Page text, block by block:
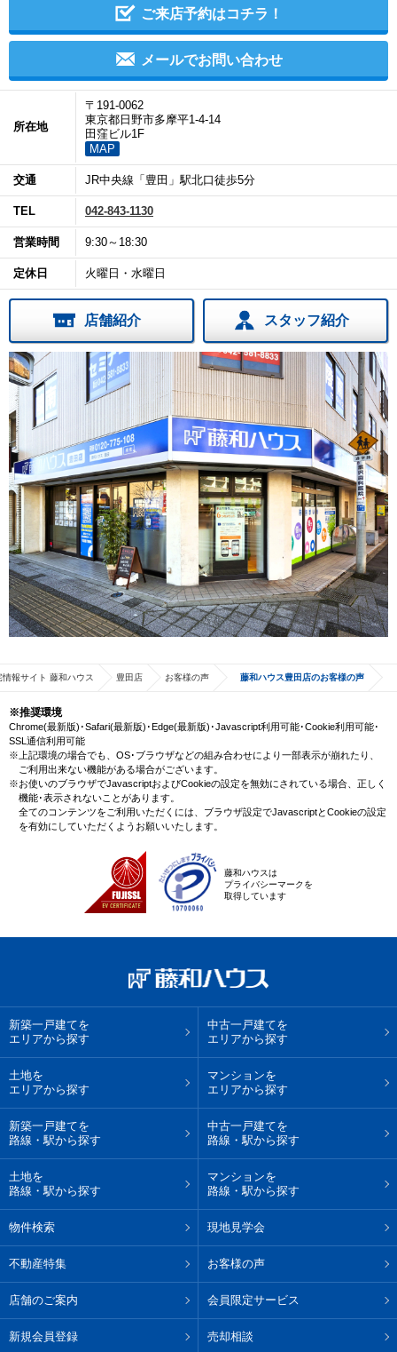
ご来店予約はコチラ！
メールでお問い合わせ
所在地
〒191-0062
東京都日野市多摩平1-4-14
田窪ビル1F
MAP
交通 JR中央線「豊田」駅北口徒歩5分
TEL 042-843-1130
営業時間 9:30～18:30
定休日 火曜日・水曜日
店舗紹介 スタッフ紹介
報サイト 藤和ハウス 豊田店 お客様の声 藤和ハウス豊田店のお客様の声
※推奨環境
Chrome(最新版)･Safari(最新版)･Edge(最新版)･Javascript利用可能･Cookie利用可能･
SSL通信利用可能
※上記環境の場合でも、OS･ブラウザなどの組み合わせにより一部表示が崩れたり、
ご利用出来ない機能がある場合がございます。
※お使いのブラウザでJavascriptおよびCookieの設定を無効にされている場合、正しく
機能･表示されないことがあります。
全てのコンテンツをご利用いただくには、ブラウザ設定でJavascriptとCookieの設定
を有効にしていただくようお願いいたします。
藤和ハウスは
プライバシーマークを
取得しています
新築一戸建てを
エリアから探す
中古一戸建てを
エリアから探す
土地を
エリアから探す
マンションを
エリアから探す
新築一戸建てを
路線・駅から探す
中古一戸建てを
路線・駅から探す
土地を
路線・駅から探す
マンションを
路線・駅から探す
物件検索 現地見学会
不動産特集 お客様の声
店舗のご案内 会員限定サービス
新規会員登録 売却相談